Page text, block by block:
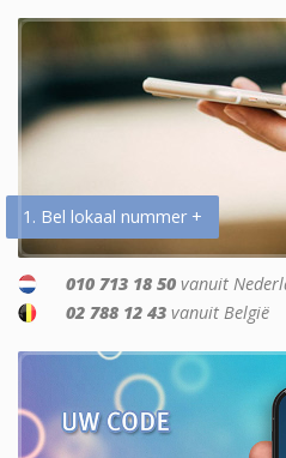
1. Bel lokaal nummer +
010 713 18 50 vanuit
02 788 12 43 vanuit België